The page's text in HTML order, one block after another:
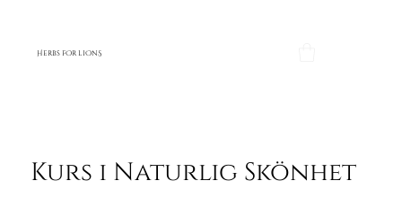
H ERBS FOR LIONS
Kurs i Naturlig Skönhet